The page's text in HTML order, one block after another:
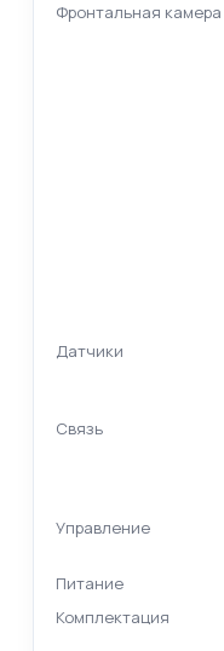
Фронтальная камера
Датчики
Связь
Управление
Питание
Комплектация